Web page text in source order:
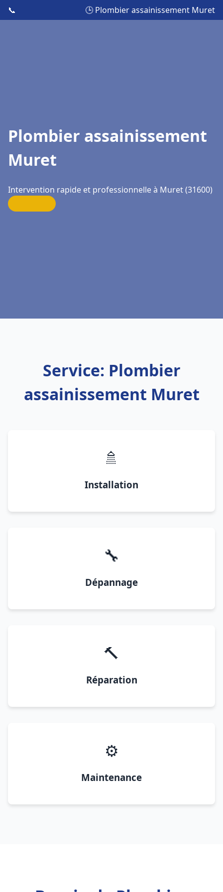
📞 🕒 Plombier assainissement Muret
Plombier assainissement
Muret
Intervention rapide et professionnelle à Muret (31600)
Service: Plombier
assainissement Muret
🚿
Installation
🔧
Dépannage
🔨
Réparation
⚙️
Maintenance